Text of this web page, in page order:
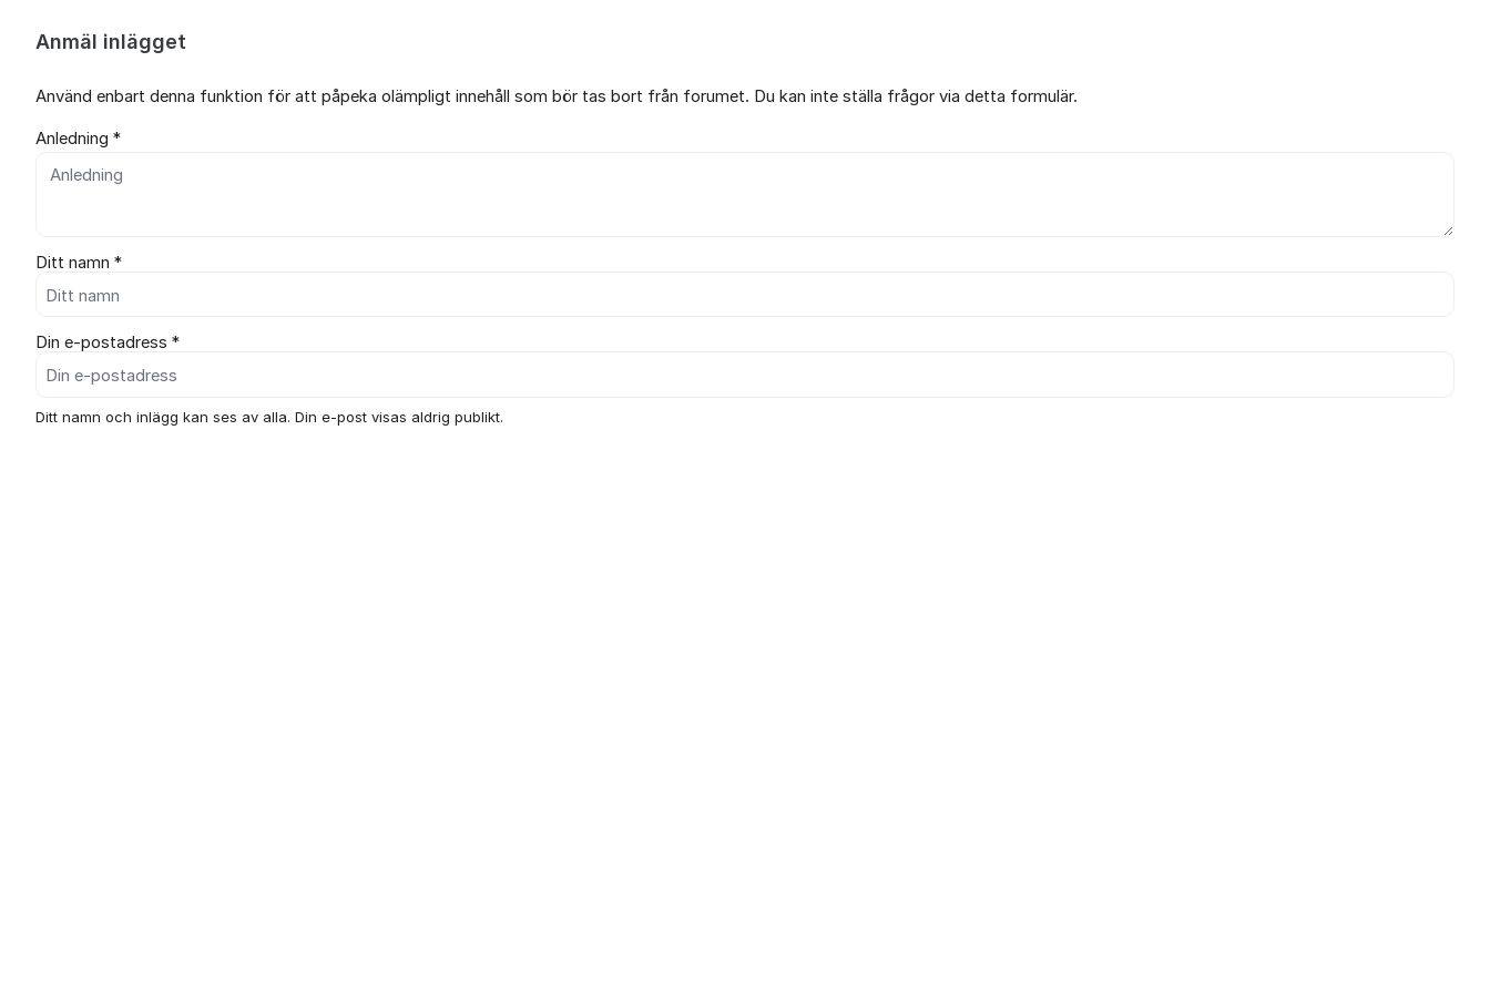
Anmäl inlägget
Använd enbart denna funktion för att påpeka olämpligt innehåll som bör tas bort från forumet. Du kan inte ställa frågor via detta formulär.
Anledning *
Ditt namn *
Din e-postadress *
Ditt namn och inlägg kan ses av alla. Din e-post visas aldrig publikt.